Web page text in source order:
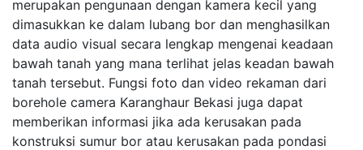
merupakan pengunaan dengan kamera kecil yang
dimasukkan ke dalam lubang bor dan menghasilkan
data audio visual secara lengkap mengenai keadaan
bawah tanah yang mana terlihat jelas keadan bawah
tanah tersebut. Fungsi foto dan video rekaman dari
borehole camera Karanghaur Bekasi juga dapat
memberikan informasi jika ada kerusakan pada
konstruksi sumur bor atau kerusakan pada pondasi